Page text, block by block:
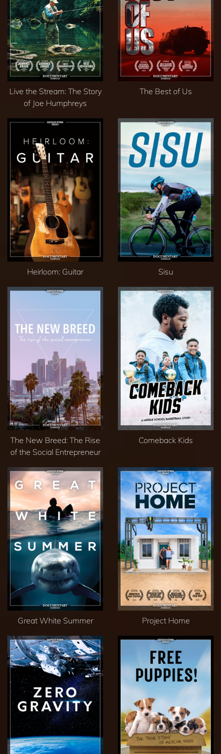
Live the Stream: The Story
of Joe Humphreys
The Best of Us
Heirloom: Guitar Sisu
The New Breed: The Rise
of the Social Entrepreneur
Comeback Kids
Great White Summer Project Home